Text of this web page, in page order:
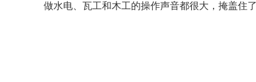
做水电、瓦工和木工的操作声音都很大，掩盖住